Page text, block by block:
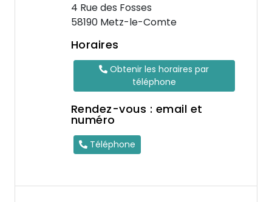
4 Rue des Fosses
58190 Metz-le-Comte
Horaires
Obtenir les horaires par
téléphone
Rendez-vous : email et
numéro
Téléphone